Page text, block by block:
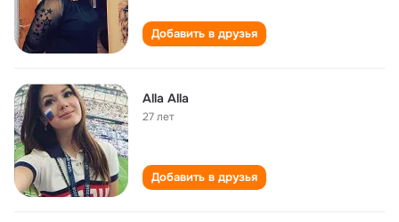
Добавить в друзья
Alla Alla
27 лет
Добавить в друзья